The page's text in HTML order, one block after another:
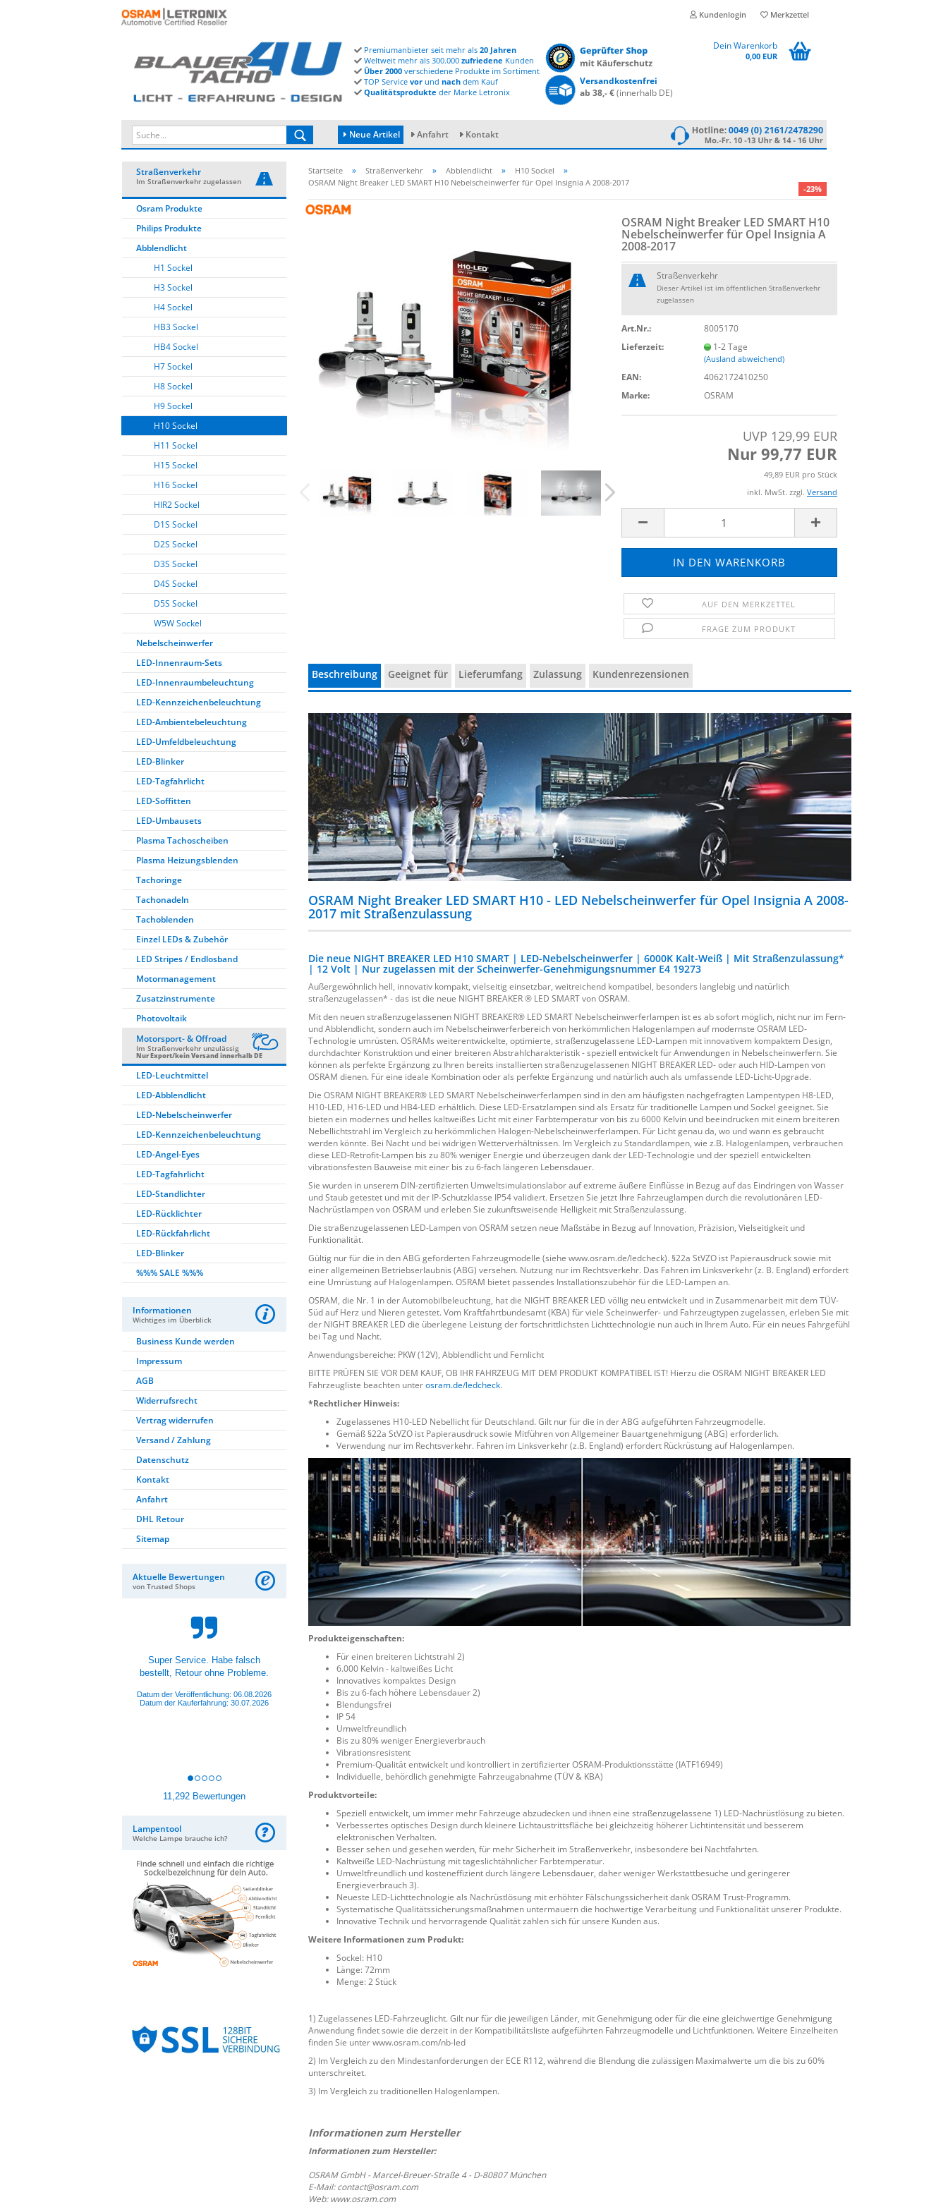
Kundenlogin
Passwort vergessen?
Merkzettel
Premiumanbieter seit mehr als 20 Jahren
Weltweit mehr als 300.000 zufriedene Kunden
Über 2000 verschiedene Produkte im Sortiment
TOP Service vor und nach dem Kauf
Qualitätsprodukte der Marke Letronix
Versandkostenfrei
ab 38,- €(innerhalb DE)
Dein Warenkorb
0,00 EUR
Neue Artikel Anfahrt Kontakt
Startseite » Straßenverkehr » Abblendlicht » H10 Sockel »
OSRAM Night Breaker LED SMART H10 Nebelscheinwerfer für Opel Insignia A 2008-2017
-23%
OSRAM Night Brea­ker LED SMART H10
Ne­bel­schein­wer­fer für Opel In­si­gnia A
2008-​2017
Art.Nr.:
8005170
Lieferzeit:
1-2 Tage
(Ausland abweichend)
EAN:
4062172410250
Marke:
OSRAM
Straßenverkehr
Dieser Artikel ist im öffentlichen Straßenverkehr
zugelassen
UVP 129,99 EUR
Nur 99,77 EUR
49,89 EUR pro Stück
inkl. MwSt. zzgl. Versand
AUF DEN MERKZETTEL
FRAGE ZUM PRODUKT
Beschreibung Geeignet für Lieferumfang Zulassung Kundenrezensionen
OSRAM Night Breaker LED SMART H10 - LED Nebelscheinwerfer für Opel Insignia A 2008-
2017 mit Straßenzulassung
Die neue NIGHT BREAKER LED H10 SMART | LED-Nebelscheinwerfer | 6000K Kalt-Weiß | Mit Straßenzulassung*
| 12 Volt | Nur zugelassen mit der Scheinwerfer-Genehmigungsnummer E4 19273
Außergewöhnlich hell, innovativ kompakt, vielseitig einsetzbar, weitreichend kompatibel, besonders langlebig und natürlich
straßenzugelassen* - das ist die neue NIGHT BREAKER ® LED SMART von OSRAM.
Mit den neuen straßenzugelassenen NIGHT BREAKER® LED SMART Nebelscheinwerferlampen ist es ab sofort möglich, nicht nur im Fern-
und Abblendlicht, sondern auch im Nebelscheinwerferbereich von herkömmlichen Halogenlampen auf modernste OSRAM LED-
Technologie umrüsten. OSRAMs weiterentwickelte, optimierte, straßenzugelassene LED-Lampen mit innovativem kompaktem Design,
durchdachter Konstruktion und einer breiteren Abstrahlcharakteristik - speziell entwickelt für Anwendungen in Nebelscheinwerfern. Sie
können als perfekte Ergänzung zu Ihren bereits installierten straßenzugelassenen NIGHT BREAKER LED- oder auch HID-Lampen von
OSRAM dienen. Für eine ideale Kombination oder als perfekte Ergänzung und natürlich auch als umfassende LED-Licht-Upgrade.
Die OSRAM NIGHT BREAKER® LED SMART Nebelscheinwerferlampen sind in den am häufigsten nachgefragten Lampentypen H8-LED,
H10-LED, H16-LED und HB4-LED erhältlich. Diese LED-Ersatzlampen sind als Ersatz für traditionelle Lampen und Sockel geeignet. Sie
bieten ein modernes und helles kaltweißes Licht mit einer Farbtemperatur von bis zu 6000 Kelvin und beeindrucken mit einem breiteren
Nebellichtstrahl im Vergleich zu herkömmlichen Halogen-Nebelscheinwerferlampen. Für Licht genau da, wo und wann es gebraucht
werden könnte. Bei Nacht und bei widrigen Wetterverhältnissen. Im Vergleich zu Standardlampen, wie z.B. Halogenlampen, verbrauchen
diese LED-Retrofit-Lampen bis zu 80% weniger Energie und überzeugen dank der LED-Technologie und der speziell entwickelten
vibrationsfesten Bauweise mit einer bis zu 6-fach längeren Lebensdauer.
Sie wurden in unserem DIN-zertifizierten Umweltsimulationslabor auf extreme äußere Einflüsse in Bezug auf das Eindringen von Wasser
und Staub getestet und mit der IP-Schutzklasse IP54 validiert. Ersetzen Sie jetzt Ihre Fahrzeuglampen durch die revolutionären LED-
Nachrüstlampen von OSRAM und erleben Sie zukunftsweisende Helligkeit mit Straßenzulassung.
Die straßenzugelassenen LED-Lampen von OSRAM setzen neue Maßstäbe in Bezug auf Innovation, Präzision, Vielseitigkeit und
Funktionalität.
Gültig nur für die in den ABG geforderten Fahrzeugmodelle (siehe www.osram.de/ledcheck). §22a StVZO ist Papierausdruck sowie mit
einer allgemeinen Betriebserlaubnis (ABG) versehen. Nutzung nur im Rechtsverkehr. Das Fahren im Linksverkehr (z. B. England) erfordert
eine Umrüstung auf Halogenlampen. OSRAM bietet passendes Installationszubehör für die LED-Lampen an.
OSRAM, die Nr. 1 in der Automobilbeleuchtung, hat die NIGHT BREAKER LED völlig neu entwickelt und in Zusammenarbeit mit dem TÜV-
Süd auf Herz und Nieren getestet. Vom Kraftfahrtbundesamt (KBA) für viele Scheinwerfer- und Fahrzeugtypen zugelassen, erleben Sie mit
der NIGHT BREAKER LED die überlegene Leistung der fortschrittlichsten Lichttechnologie nun auch in Ihrem Auto. Für ein neues Fahrgefühl
bei Tag und Nacht.
Anwendungsbereiche: PKW (12V), Abblendlicht und Fernlicht
BITTE PRÜFEN SIE VOR DEM KAUF, OB IHR FAHRZEUG MIT DEM PRODUKT KOMPATIBEL IST! Hierzu die OSRAM NIGHT BREAKER LED
Fahrzeugliste beachten unterosram.de/ledcheck.
*Rechtlicher Hinweis:
Zugelassenes H10-LED Nebellicht für Deutschland. Gilt nur für die in der ABG aufgeführten Fahrzeugmodelle.
Gemäß §22a StVZO ist Papierausdruck sowie Mitführen von Allgemeiner Bauartgenehmigung (ABG) erforderlich.
Verwendung nur im Rechtsverkehr. Fahren im Linksverkehr (z.B. England) erfordert Rückrüstung auf Halogenlampen.
Produkteigenschaften:
Für einen breiteren Lichtstrahl 2)
6.000 Kelvin - kaltweißes Licht
Innovatives kompaktes Design
Bis zu 6-fach höhere Lebensdauer 2)
Blendungsfrei
IP 54
Umweltfreundlich
Bis zu 80% weniger Energieverbrauch
Vibrationsresistent
Premium-Qualität entwickelt und kontrolliert in zertifizierter OSRAM-Produktionsstätte (IATF16949)
Individuelle, behördlich genehmigte Fahrzeugabnahme (TÜV & KBA)
Produktvorteile:
Speziell entwickelt, um immer mehr Fahrzeuge abzudecken und ihnen eine straßenzugelassene 1) LED-Nachrüstlösung zu bieten.
Verbessertes optisches Design durch kleinere Lichtaustrittsfläche bei gleichzeitig höherer Lichtintensität und besserem
elektronischen Verhalten.
Besser sehen und gesehen werden, für mehr Sicherheit im Straßenverkehr, insbesondere bei Nachtfahrten.
Kaltweiße LED-Nachrüstung mit tageslichtähnlicher Farbtemperatur.
Umweltfreundlich und kosteneffizient durch längere Lebensdauer, daher weniger Werkstattbesuche und geringerer
Energieverbrauch 3).
Neueste LED-Lichttechnologie als Nachrüstlösung mit erhöhter Fälschungssicherheit dank OSRAM Trust-Programm.
Systematische Qualitätssicherungsmaßnahmen untermauern die hochwertige Verarbeitung und Funktionalität unserer Produkte.
Innovative Technik und hervorragende Qualität zahlen sich für unsere Kunden aus.
Weitere Informationen zum Produkt:
Sockel: H10
Länge: 72mm
Menge: 2 Stück
1) Zugelassenes LED-Fahrzeuglicht. Gilt nur für die jeweiligen Länder, mit Genehmigung oder für die eine gleichwertige Genehmigung
Anwendung findet sowie die derzeit in der Kompatibilitätsliste aufgeführten Fahrzeugmodelle und Lichtfunktionen. Weitere Einzelheiten
finden Sie unter www.osram.com/nb-led
2) Im Vergleich zu den Mindestanforderungen der ECE R112, während die Blendung die zulässigen Maximalwerte um die bis zu 60%
unterschreitet.
3) Im Vergleich zu traditionellen Halogenlampen.
Informationen zum Hersteller:
OSRAM GmbH - Marcel-Breuer-Straße 4 - D-80807 München
E-Mail: contact@osram.com
Web: www.osram.com
Straßenverkehr
Im Straßenverkehr zugelassen
Osram Produkte
Philips Produkte
Abblendlicht
H1 Sockel
H3 Sockel
H4 Sockel
HB3 Sockel
HB4 Sockel
H7 Sockel
H8 Sockel
H9 Sockel
H10 Sockel
H11 Sockel
H15 Sockel
H16 Sockel
HIR2 Sockel
D1S Sockel
D2S Sockel
D3S Sockel
D4S Sockel
D5S Sockel
W5W Sockel
Nebelscheinwerfer
LED-Innenraum-Sets
LED-Innenraumbeleuchtung
LED-Kennzeichenbeleuchtung
LED-Ambientebeleuchtung
LED-Umfeldbeleuchtung
LED-Blinker
LED-Tagfahrlicht
LED-Soffitten
LED-Umbausets
Plasma Tachoscheiben
Plasma Heizungsblenden
Tachoringe
Tachonadeln
Tachoblenden
Einzel LEDs & Zubehör
LED Stripes / Endlosband
Motormanagement
Zusatzinstrumente
Photovoltaik
Motorsport- & Offroad
Im Straßenverkehr unzulässig
Nur Export/kein Versand innerhalb DE
LED-Leuchtmittel
LED-Abblendlicht
LED-Nebelscheinwerfer
LED-Kennzeichenbeleuchtung
LED-Angel-Eyes
LED-Tagfahrlicht
LED-Standlichter
LED-Rücklichter
LED-Rückfahrlicht
LED-Blinker
%%% SALE %%%
Informationen
Wichtiges im Überblick
Business Kunde werden
Impressum
AGB
Widerrufsrecht
Vertrag widerrufen
Versand / Zahlung
Datenschutz
Kontakt
Anfahrt
DHL Retour
Sitemap
Aktuelle Bewertungen
von Trusted Shops
Hat alles super gepasst und
funktioniert.
Datum der Veröffentlichung: 05.08.2026
Datum der Kauferfahrung: 26.07.2026
11,292 Bewertungen
Lampentool
Welche Lampe brauche ich?